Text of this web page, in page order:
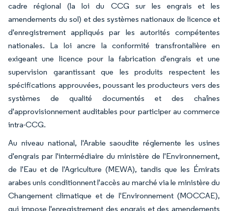
cadre régional (la loi du CCG sur les engrais et les
amendements du sol) et des systèmes nationaux de licence et
d'enregistrement appliqués par les autorités compétentes
nationales. La loi ancre la conformité transfrontalière en
exigeant une licence pour la fabrication d'engrais et une
supervision garantissant que les produits respectent les
spécifications approuvées, poussant les producteurs vers des
systèmes de qualité documentés et des chaînes
d'approvisionnement auditables pour participer au commerce
intra-CCG.
Au niveau national, l'Arabie saoudite réglemente les usines
d'engrais par l'intermédiaire du ministère de l'Environnement,
de l'Eau et de l'Agriculture (MEWA), tandis que les Émirats
arabes unis conditionnent l'accès au marché via le ministère du
Changement climatique et de l'Environnement (MOCCAE),
qui impose l'enregistrement des engrais et des amendements